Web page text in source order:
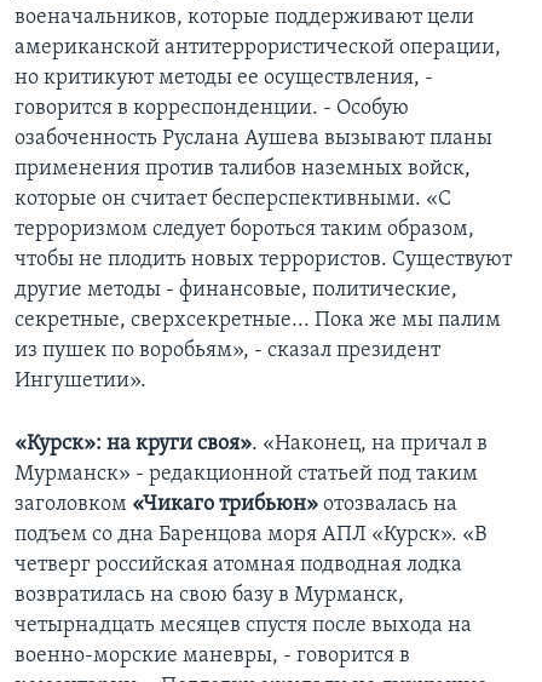
военачальников, которые поддерживают цели
американской антитеррористической операции,
но критикуют методы ее осуществления, -
говорится в корреспонденции. - Особую
озабоченность Руслана Аушева вызывают планы
применения против талибов наземных войск,
которые он считает бесперспективными. «С
терроризмом следует бороться таким образом,
чтобы не плодить новых террористов. Существуют
другие методы - финансовые, политические,
секретные, сверхсекретные... Пока же мы палим
из пушек по воробьям», - сказал президент
Ингушетии».
«Курск»: на круги своя». «Наконец, на причал в
Мурманск» - редакционной статьей под таким
заголовком «Чикаго трибьюн» отозвалась на
подъем со дна Баренцова моря АПЛ «Курск». «В
четверг российская атомная подводная лодка
возвратилась на свою базу в Мурманск,
четырнадцать месяцев спустя после выхода на
военно-морские маневры, - говорится в